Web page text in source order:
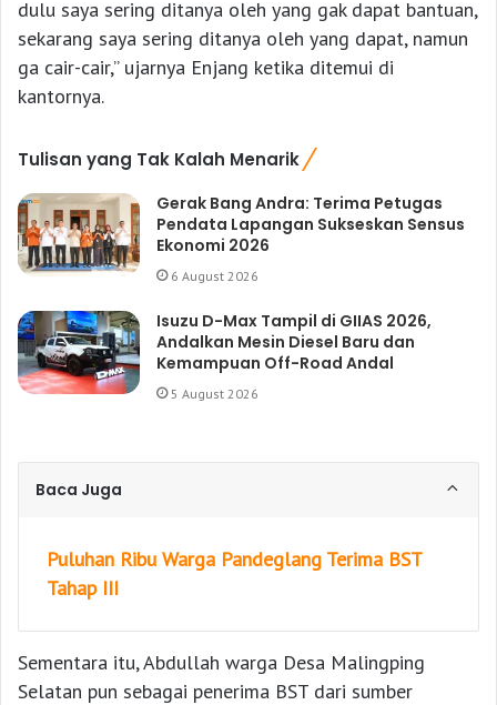
dulu saya sering ditanya oleh yang gak dapat bantuan,
sekarang saya sering ditanya oleh yang dapat, namun
ga cair-cair,” ujarnya Enjang ketika ditemui di
kantornya.
Tulisan yang Tak Kalah Menarik
Gerak Bang Andra: Terima Petugas
Pendata Lapangan Sukseskan Sensus
Ekonomi 2026
6 August 2026
Isuzu D-Max Tampil di GIIAS 2026,
Andalkan Mesin Diesel Baru dan
Kemampuan Off-Road Andal
5 August 2026
Baca Juga
Puluhan Ribu Warga Pandeglang Terima BST
Tahap III
Sementara itu, Abdullah warga Desa Malingping
Selatan pun sebagai penerima BST dari sumber